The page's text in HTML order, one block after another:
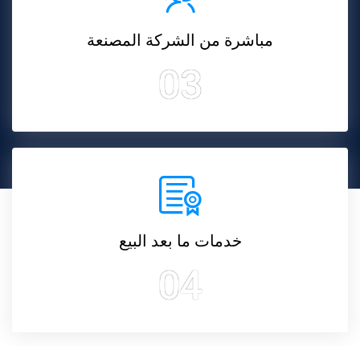
مباشرة من الشركة المصنعة
03
خدمات ما بعد البيع
04